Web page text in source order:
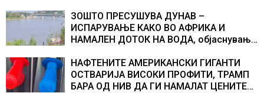
ЗОШТО ПРЕСУШУВА ДУНАВ –
ИСПАРУВАЊЕ КАКО ВО АФРИКА И
НАМАЛЕН ДОТОК НА ВОДА, објаснување
НАФТЕНИТЕ АМЕРИКАНСКИ ГИГАНТИ
ОСТВАРИЈА ВИСОКИ ПРОФИТИ, ТРАМП
БАРА ОД НИВ ДА ГИ НАМАЛАТ ЦЕНИТЕ